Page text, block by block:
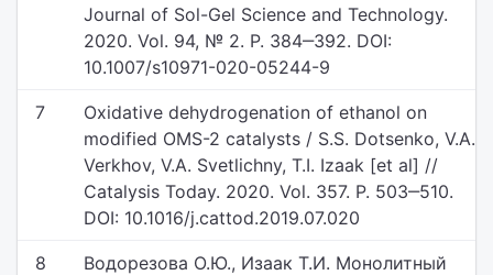
Journal of Sol-Gel Science and Technology.
2020. Vol. 94, № 2. P. 384‒392. DOI:
10.1007/s10971-020-05244-9
7
Oxidative dehydrogenation of ethanol on
modified OMS-2 catalysts / S.S. Dotsenko, V.A.
Verkhov, V.A. Svetlichny, T.I. Izaak [et al] //
Catalysis Today. 2020. Vol. 357. P. 503‒510.
DOI: 10.1016/j.cattod.2019.07.020
8
Водорезова О.Ю., Изаак Т.И. Монолитный